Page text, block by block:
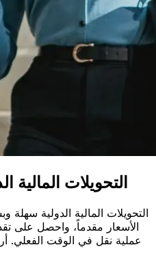
التحويلات
الأسعار مقدماً، واحصل على